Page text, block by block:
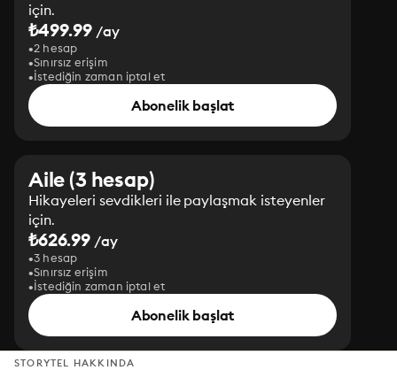
için.
₺499.99 /ay
2 hesap
Sınırsız erişim
İstediğin zaman iptal et
Abonelik başlat
Aile (3 hesap)
Hikayeleri sevdikleri ile paylaşmak isteyenler
için.
₺626.99 /ay
3 hesap
Sınırsız erişim
İstediğin zaman iptal et
Abonelik başlat
STORYTEL HAKKINDA